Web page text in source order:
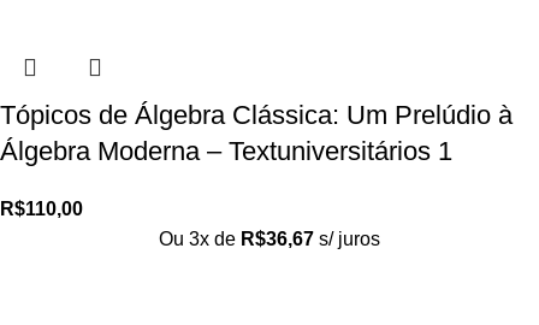
Tópicos de Álgebra Clássica: Um Prelúdio à
Álgebra Moderna – Textuniversitários 1
R$110,00
Ou 3x de R$36,67 s/ juros